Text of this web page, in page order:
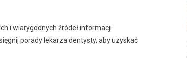
i wiarygodnych źródeł informacji
porady lekarza dentysty, aby uzyskać